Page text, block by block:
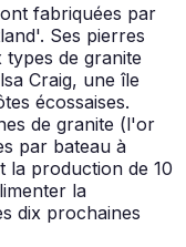
fabriquées par
Ses pierres
de granite
Craig, une île
écossaises.
de granite (l'or
par bateau à
la production de 10
la
dix prochaines